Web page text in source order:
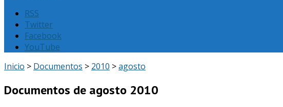
RSS
Twitter
Facebook
YouTube
Inicio > Documentos > 2010 >agosto
Documentos de agosto 2010